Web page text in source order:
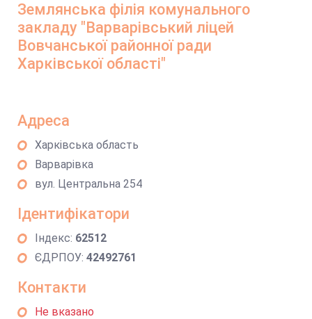
Землянська філія комунального
закладу "Варварівський ліцей
Вовчанської районної ради
Харківської області"
Адреса
Харківська область
Варварівка
вул. Центральна 254
Ідентифікатори
Індекс: 62512
ЄДРПОУ: 42492761
Контакти
Не вказано